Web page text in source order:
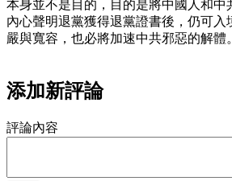
本身並不是目的，目的是將中國人和中
內心聲明退黨獲得退黨證書後，仍可入
嚴與寬容，也必將加速中共邪惡的解體。
添加新評論
評論內容